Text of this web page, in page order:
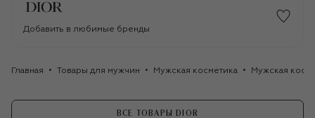
Добавить в любимые бренды
Главная Товары для мужчин Мужская косметика Мужская
ВСЕ ТОВАРЫ DIOR